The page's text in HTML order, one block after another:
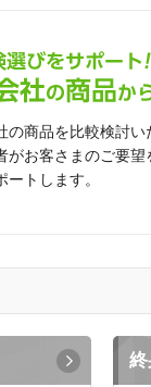
商品を比較検討い
がお客さまのご要望
トします。